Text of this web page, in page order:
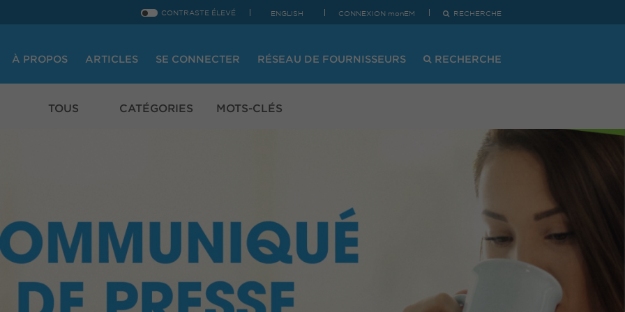
CONTRASTE ÉLEVÉ ENGLISH CONNEXION monEM RECHERCHE
À PROPOS ARTICLES SE CONNECTER RÉSEAU DE FOURNISSEURS RECHERCHE
TOUS CATÉGORIES MOTS-CLÉS